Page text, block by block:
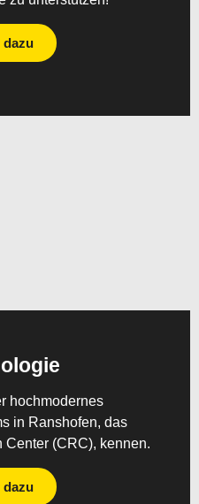
dazu
hochmodernes
in Ranshofen, das
(CRC), kennen.
dazu